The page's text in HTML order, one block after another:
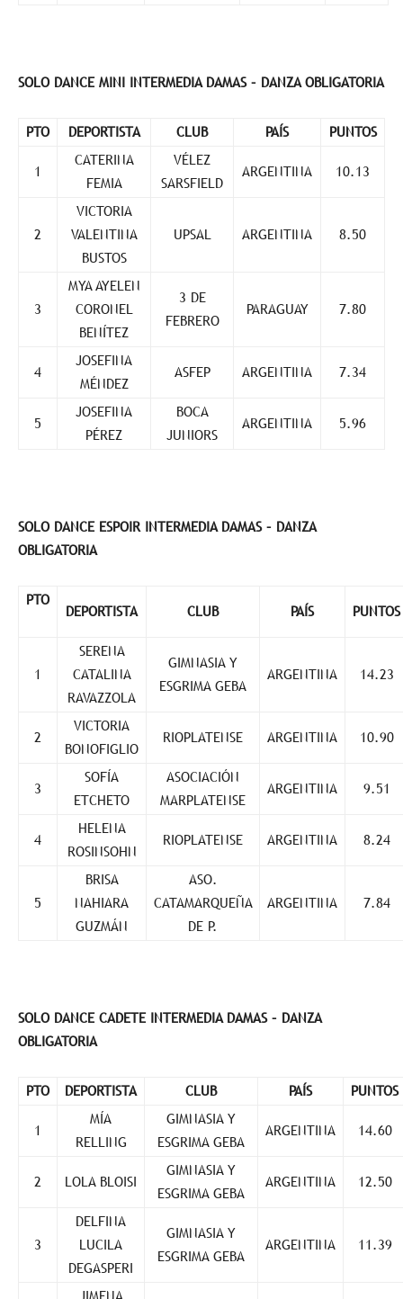
SOLO DANCE MINI INTERMEDIA DAMAS – DANZA OBLIGATORIA
PTO DEPORTISTA CLUB PAÍS PUNTOS
1
CATERINA
FEMIA
VÉLEZ
SARSFIELD
ARGENTINA 10.13
2
VICTORIA
VALENTINA
BUSTOS
UPSAL ARGENTINA 8.50
3
MYA AYELEN
CORONEL
BENÍTEZ
3 DE
FEBRERO
PARAGUAY 7.80
4
JOSEFINA
MÉNDEZ
ASFEP ARGENTINA 7.34
5
JOSEFINA
PÉREZ
BOCA
JUNIORS
ARGENTINA 5.96
SOLO DANCE ESPOIR INTERMEDIA DAMAS – DANZA
OBLIGATORIA
PTO
DEPORTISTA CLUB PAÍS PUNTOS
1
SERENA
CATALINA
RAVAZZOLA
GIMNASIA Y
ESGRIMA GEBA
ARGENTINA 14.23
2
VICTORIA
BONOFIGLIO
RIOPLATENSE ARGENTINA 10.90
3
SOFÍA
ETCHETO
ASOCIACIÓN
MARPLATENSE
ARGENTINA 9.51
4
HELENA
ROSINSOHN
RIOPLATENSE ARGENTINA 8.24
5
BRISA
NAHIARA
GUZMÁN
ASO.
CATAMARQUEÑA
DE P.
ARGENTINA 7.84
SOLO DANCE CADETE INTERMEDIA DAMAS – DANZA
OBLIGATORIA
PTO DEPORTISTA CLUB PAÍS PUNTOS
1
MÍA
RELLING
GIMNASIA Y
ESGRIMA GEBA
ARGENTINA 14.60
2 LOLA BLOISI
GIMNASIA Y
ESGRIMA GEBA
ARGENTINA 12.50
3
DELFINA
LUCILA
DEGASPERI
GIMNASIA Y
ESGRIMA GEBA
ARGENTINA 11.39